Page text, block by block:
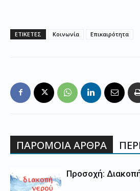
ΕΤΙΚΕΤΕΣ Κοινωνία Επικαιρότητα
ΠΑΡΟΜΟΙΑ ΑΡΘΡΑ
Προσοχή: